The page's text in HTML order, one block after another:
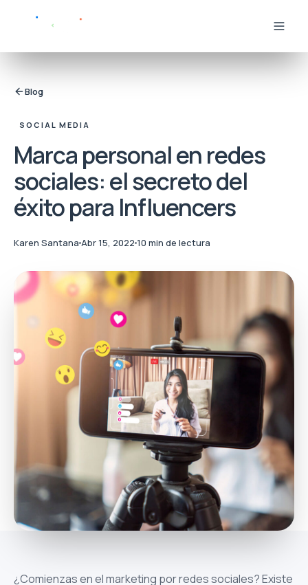
Blog
SOCIAL MEDIA
Marca personal en redes
sociales: el secreto del
éxito para Influencers
Karen Santana Abr 15, 2022 10 min de lectura
¿Comienzas en el marketing por redes sociales? Existe